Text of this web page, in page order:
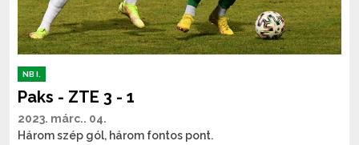
NB I.
Paks - ZTE 3 - 1
2023. márc.. 04.
Három szép gól, három fontos pont.